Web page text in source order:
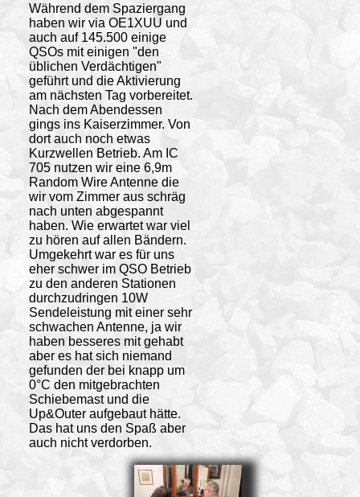
Während dem Spaziergang
haben wir via OE1XUU und
auch auf 145.500 einige
QSOs mit einigen "den
üblichen Verdächtigen"
geführt und die Aktivierung
am nächsten Tag vorbereitet.
Nach dem Abendessen
gings ins Kaiserzimmer. Von
dort auch noch etwas
Kurzwellen Betrieb. Am IC
705 nutzen wir eine 6,9m
Random Wire Antenne die
wir vom Zimmer aus schräg
nach unten abgespannt
haben. Wie erwartet war viel
zu hören auf allen Bändern.
Umgekehrt war es für uns
eher schwer im QSO Betrieb
zu den anderen Stationen
durchzudringen 10W
Sendeleistung mit einer sehr
schwachen Antenne, ja wir
haben besseres mit gehabt
aber es hat sich niemand
gefunden der bei knapp um
0°C den mitgebrachten
Schiebemast und die
Up&Outer aufgebaut hätte.
Das hat uns den Spaß aber
auch nicht verdorben.